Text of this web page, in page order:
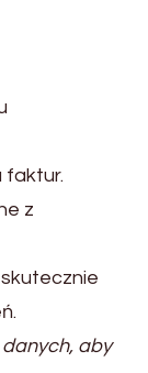
faktur.
z
aby